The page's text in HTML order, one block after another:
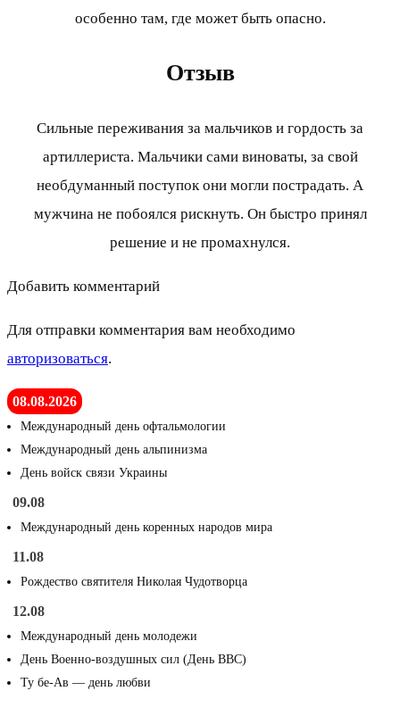
особенно там, где может быть опасно.
Отзыв
Сильные переживания за мальчиков и гордость за
артиллериста. Мальчики сами виноваты, за свой
необдуманный поступок они могли пострадать. А
мужчина не побоялся рискнуть. Он быстро принял
решение и не промахнулся.
Добавить комментарий
Для отправки комментария вам необходимо
авторизоваться.
08.08.2026
Международный день офтальмологии
Международный день альпинизма
День войск связи Украины
09.08
Международный день коренных народов мира
11.08
Рождество святителя Николая Чудотворца
12.08
Международный день молодежи
День Военно-воздушных сил (День ВВС)
Ту бе-Ав — день любви